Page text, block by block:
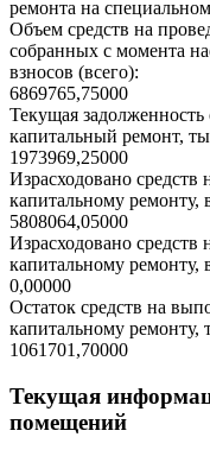
ремонта на
Объем средств на
собранных с момента
взносов (всего):
6869765,75000
Текущая
капитальный ремонт,
1973969,25000
Израсходовано
капитальному ремонту,
5808064,05000
Израсходовано
капитальному ремонту,
0,00000
Остаток средств на
капитальному ремонту,
1061701,70000
Текущая
помещений